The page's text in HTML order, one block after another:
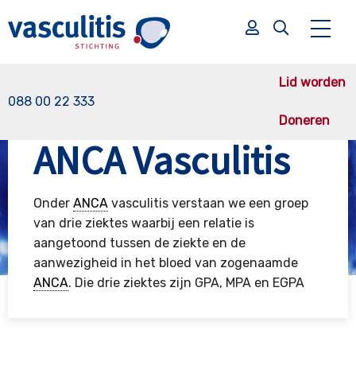
088 00 22 333
Lid worden
Doneren
Zoek
Zoek
ANCA Vasculitis
Onder ANCA vasculitis verstaan we een groep
van drie ziektes waarbij een relatie is
aangetoond tussen de ziekte en de
aanwezigheid in het bloed van zogenaamde
ANCA. Die drie ziektes zijn GPA, MPA en EGPA